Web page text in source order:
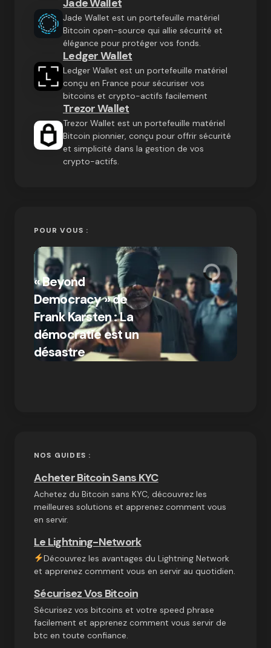
Jade Wallet
Jade Wallet est un portefeuille matériel
Bitcoin open-source qui allie sécurité et
élégance pour protéger vos fonds.
Ledger Wallet
Ledger Wallet est un portefeuille matériel
conçu en France pour sécuriser vos
bitcoins et crypto-actifs facilement
Trezor Wallet
Trezor Wallet est un portefeuille matériel
Bitcoin pionnier, conçu pour offrir sécurité
et simplicité dans la gestion de vos
crypto-actifs.
POUR VOUS :
« Beyond
Democracy » de
Frank Karsten : La
démocratie est un
désastre
par Ines Aissani
on 03/10/2024
NOS GUIDES :
Acheter Bitcoin Sans KYC
Achetez du Bitcoin sans KYC, découvrez les
meilleures solutions et apprenez comment vous
en servir.
Le Lightning-Network
Découvrez les avantages du Lightning Network
et apprenez comment vous en servir au quotidien.
Sécurisez Vos Bitcoin
Sécurisez vos bitcoins et votre speed phrase
facilement et apprenez comment vous servir de
btc en toute confiance.